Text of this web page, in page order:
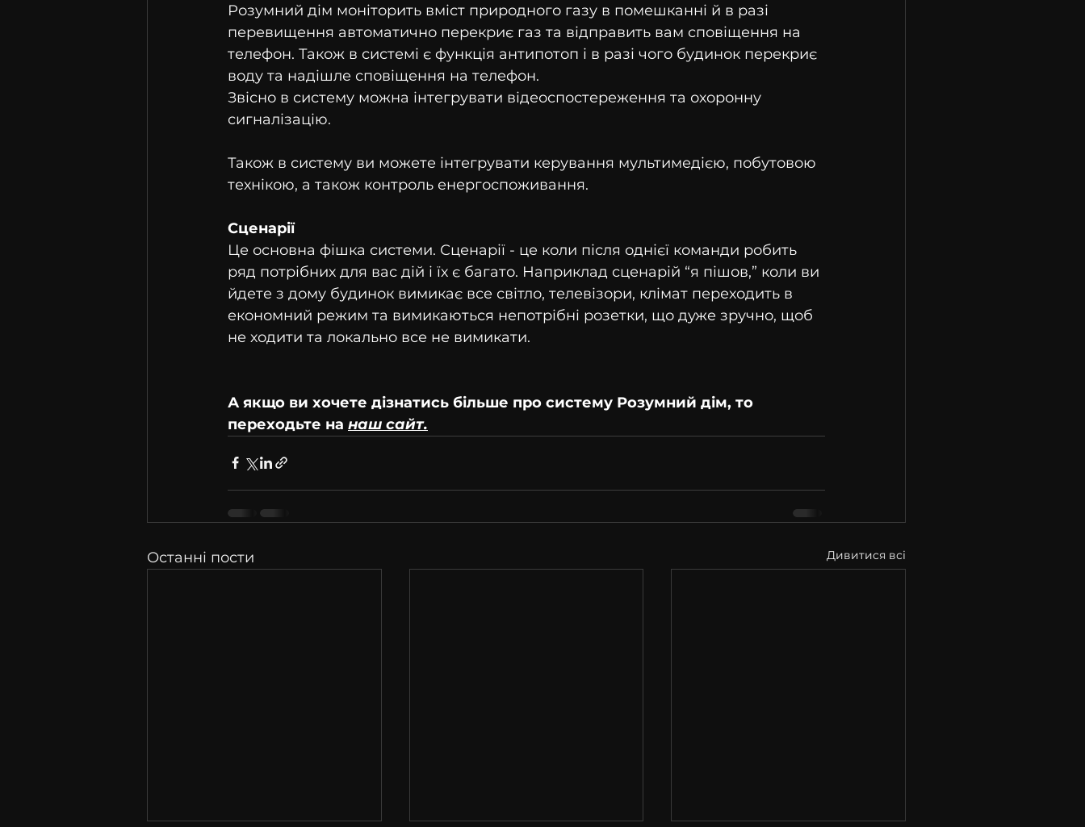
Розумний дім моніторить вміст природного газу в помешканні й в разі
перевищення автоматично перекриє газ та відправить вам сповіщення на
телефон. Також в системі є функція антипотоп і в разі чого будинок перекриє
воду та надішле сповіщення на телефон.
Звісно в систему можна інтегрувати відеоспостереження та охоронну
сигналізацію.
Також в систему ви можете інтегрувати керування мультимедією, побутовою
технікою, а також контроль енергоспоживання.
Сценарії
Це основна фішка системи. Сценарії - це коли після однієї команди робить
ряд потрібних для вас дій і їх є багато. Наприклад сценарій “я пішов,” коли ви
йдете з дому будинок вимикає все світло, телевізори, клімат переходить в
економний режим та вимикаються непотрібні розетки, що дуже зручно, щоб
не ходити та локально все не вимикати.
А якщо ви хочете дізнатись більше про систему Розумний дім, то
переходьте на наш сайт.
Останні пости Дивитися всі